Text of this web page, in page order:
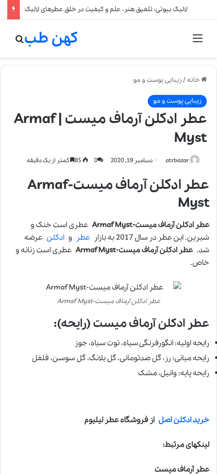
لالیک بیوتی: تلفیق هنر، علم و کیفیت در خلق عطرهای لالیک
منو کهن طب
خانه/زیبایی پوست و مو
زیبایی پوست و مو
عطر ادکلن آرماف میست | Armaf
Myst
atrbazar دسامبر 19, 2020 0 کمتر از یک دقیقه
عطر ادکلن آرماف میست-Armaf
Myst
عطر ادکلن آرماف میست-Armaf Myst
عطری است خنک و
شیرین. این عطر در سال 2017 به بازار
عطر و ادکلن عرضه
شد.عطر ادکلن آرماف میست-Armaf Myst
عطری است زنانه و
خاص.
عطر ادکلن آرماف میست-Armaf Myst
عطر ادکلن آرماف میست (رایحه):
رایحه اولیه: انگورفرنگی سیاه، توت سیاه، جوز
رایحه میانی: رز، گل صدتومانی، گل یلانگ، گل سوسن، فلفل
رایحه پایه: وانیل، مشک
خرید ادکلن اصل از فروشگاه عطر لیلیوم
لینکهای مرتبط:
عطر آرماف میست